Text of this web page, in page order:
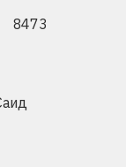
8473